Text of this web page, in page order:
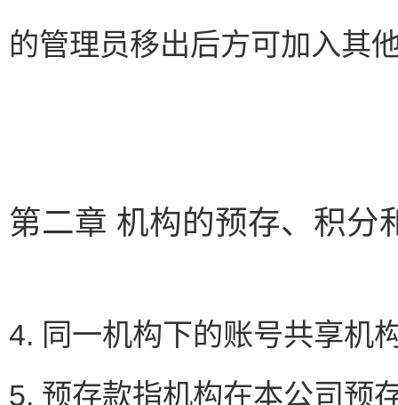
的管理员移出后方可加入其
第二章 机构的预存、积分
4. 同一机构下的账号共享机
5. 预存款指机构在本公司预